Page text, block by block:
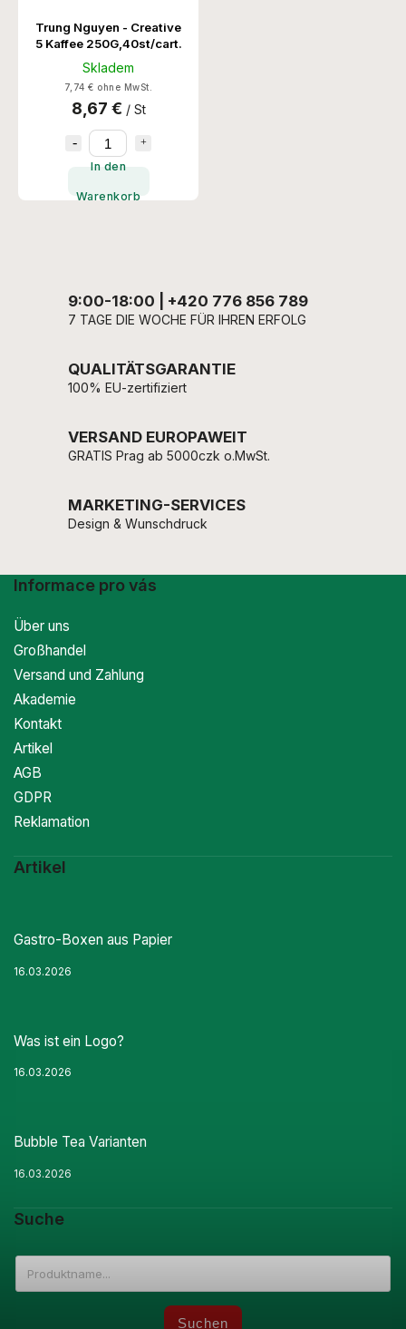
Trung Nguyen - Creative
5 Kaffee 250G,40st/cart.
Skladem
7,74 € ohne MwSt.
8,67 € / St
In den
Warenkorb
9:00-18:00 | +420 776 856 789
7 TAGE DIE WOCHE FÜR IHREN ERFOLG
QUALITÄTSGARANTIE
100% EU-zertifiziert
VERSAND EUROPAWEIT
GRATIS Prag ab 5000czk o.MwSt.
MARKETING-SERVICES
Design & Wunschdruck
Informace pro vás
Über uns
Großhandel
Versand und Zahlung
Akademie
Kontakt
Artikel
AGB
GDPR
Reklamation
Artikel
Gastro-Boxen aus Papier
16.03.2026
Was ist ein Logo?
16.03.2026
Bubble Tea Varianten
16.03.2026
Suche
Suchen